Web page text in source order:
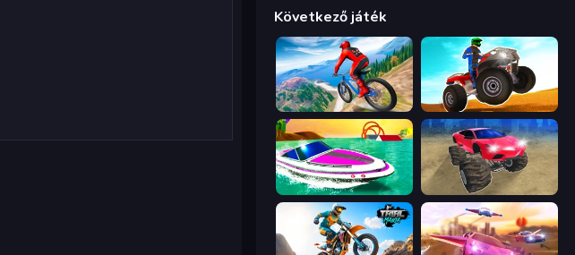
Következő játék
Riders Downhill Racing ATV Ultimate Offroad
Jet Boat Racing